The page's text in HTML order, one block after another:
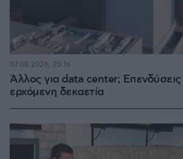
Άλλος για data center;
ερχόμενη δεκαετία
07.08.2026, 20:16